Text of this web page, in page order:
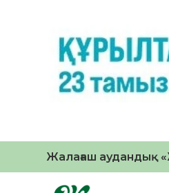
Жалағаш аудандық